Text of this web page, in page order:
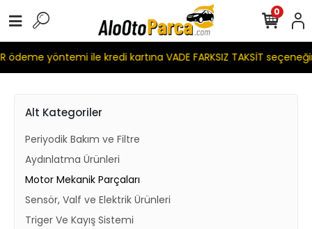
ödeme yöntemi ile kredi kartına VADE FARKSIZ TAKSİT
0
Alt Kategoriler
Periyodik Bakım ve Filtre
Aydınlatma Ürünleri
Motor Mekanik Parçaları
Sensör, Valf ve Elektrik Ürünleri
Triger Ve Kayış Sistemi